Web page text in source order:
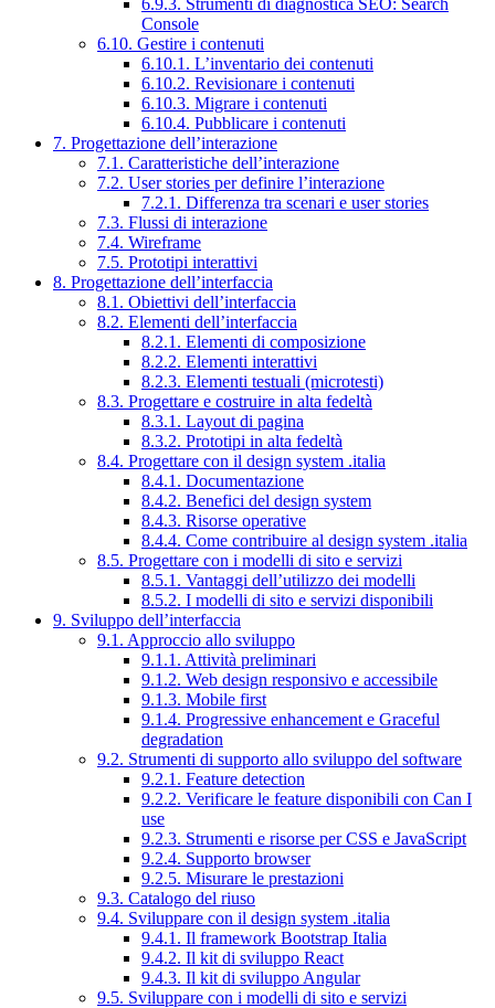
6.9.3. Strumenti di diagnostica SEO: Search
Console
6.10. Gestire i contenuti
6.10.1. L’inventario dei contenuti
6.10.2. Revisionare i contenuti
6.10.3. Migrare i contenuti
6.10.4. Pubblicare i contenuti
7. Progettazione dell’interazione
7.1. Caratteristiche dell’interazione
7.2. User stories per definire l’interazione
7.2.1. Differenza tra scenari e user stories
7.3. Flussi di interazione
7.4. Wireframe
7.5. Prototipi interattivi
8. Progettazione dell’interfaccia
8.1. Obiettivi dell’interfaccia
8.2. Elementi dell’interfaccia
8.2.1. Elementi di composizione
8.2.2. Elementi interattivi
8.2.3. Elementi testuali (microtesti)
8.3. Progettare e costruire in alta fedeltà
8.3.1. Layout di pagina
8.3.2. Prototipi in alta fedeltà
8.4. Progettare con il design system .italia
8.4.1. Documentazione
8.4.2. Benefici del design system
8.4.3. Risorse operative
8.4.4. Come contribuire al design system .italia
8.5. Progettare con i modelli di sito e servizi
8.5.1. Vantaggi dell’utilizzo dei modelli
8.5.2. I modelli di sito e servizi disponibili
9. Sviluppo dell’interfaccia
9.1. Approccio allo sviluppo
9.1.1. Attività preliminari
9.1.2. Web design responsivo e accessibile
9.1.3. Mobile first
9.1.4. Progressive enhancement e Graceful
degradation
9.2. Strumenti di supporto allo sviluppo del software
9.2.1. Feature detection
9.2.2. Verificare le feature disponibili con Can I
use
9.2.3. Strumenti e risorse per CSS e JavaScript
9.2.4. Supporto browser
9.2.5. Misurare le prestazioni
9.3. Catalogo del riuso
9.4. Sviluppare con il design system .italia
9.4.1. Il framework Bootstrap Italia
9.4.2. Il kit di sviluppo React
9.4.3. Il kit di sviluppo Angular
9.5. Sviluppare con i modelli di sito e servizi